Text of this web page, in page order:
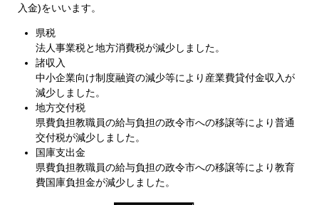
入金)をいいます。
県税
法人事業税と地方消費税が減少しました。
諸収入
中小企業向け制度融資の減少等により産業費貸付金収入が
減少しました。
地方交付税
県費負担教職員の給与負担の政令市への移譲等により普通
交付税が減少しました。
国庫支出金
県費負担教職員の給与負担の政令市への移譲等により教育
費国庫負担金が減少しました。